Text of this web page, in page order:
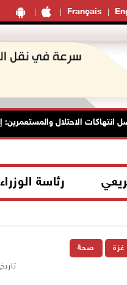
Français
الاحتلال والمستعمرين:
رئاسة الوزراء
غزة صحة
تاريخ